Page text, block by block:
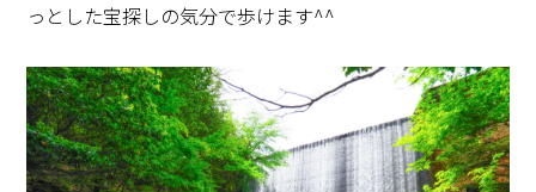
っとした宝探しの気分で歩けます^^